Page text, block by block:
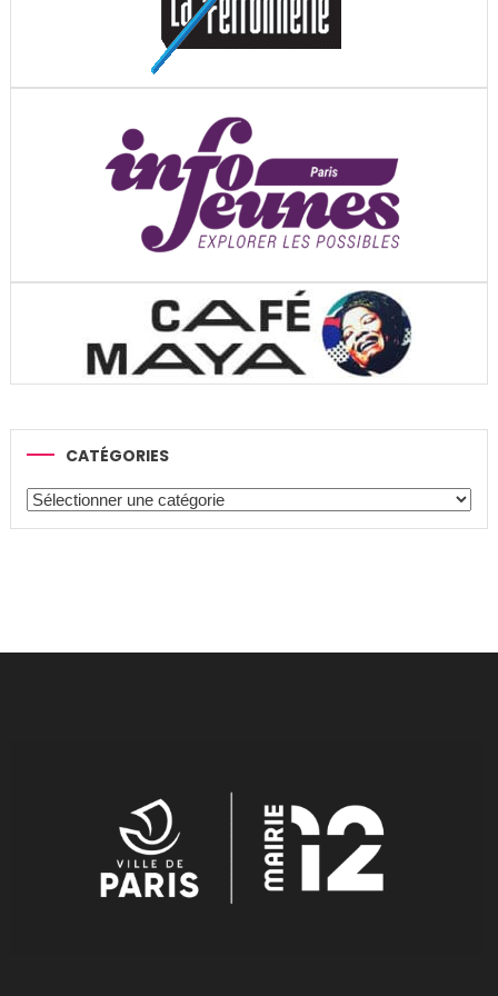
CATÉGORIES
Catégories